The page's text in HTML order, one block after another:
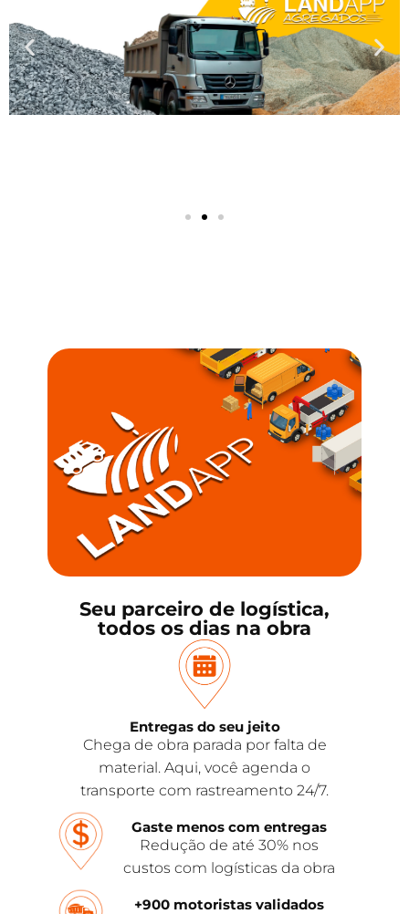
Seu parceiro de logística,
todos os dias na obra
Entregas do seu jeito
Chega de obra parada por falta de
material. Aqui, você agenda o
transporte com rastreamento 24/7.
Gaste menos com entregas
Redução de até 30% nos
custos com logísticas da obra
+900 motoristas validados